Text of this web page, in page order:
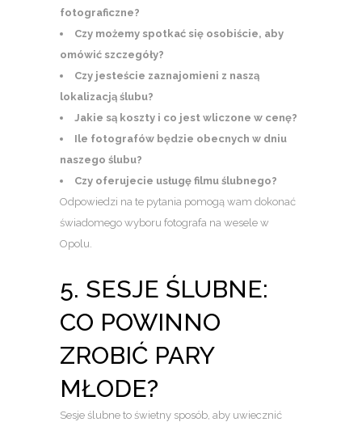
fotograficzne?
Czy możemy spotkać się osobiście, aby
omówić szczegóły?
Czy jesteście zaznajomieni z naszą
lokalizacją ślubu?
Jakie są koszty i co jest wliczone w cenę?
Ile fotografów będzie obecnych w dniu
naszego ślubu?
Czy oferujecie usługę filmu ślubnego?
Odpowiedzi na te pytania pomogą wam dokonać
świadomego wyboru fotografa na wesele w
Opolu.
5. SESJE ŚLUBNE:
CO POWINNO
ZROBIĆ PARY
MŁODE?
Sesje ślubne to świetny sposób, aby uwiecznić